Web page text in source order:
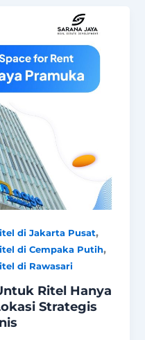
di Jakarta Pusat,
di Cempaka Putih,
di Rawasari
Ritel Hanya
Strategis